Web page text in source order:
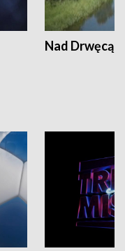
Nad Drwęcą